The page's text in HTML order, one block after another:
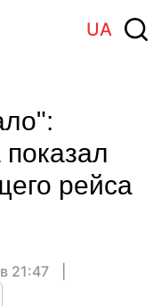
UA
рейса
21:47